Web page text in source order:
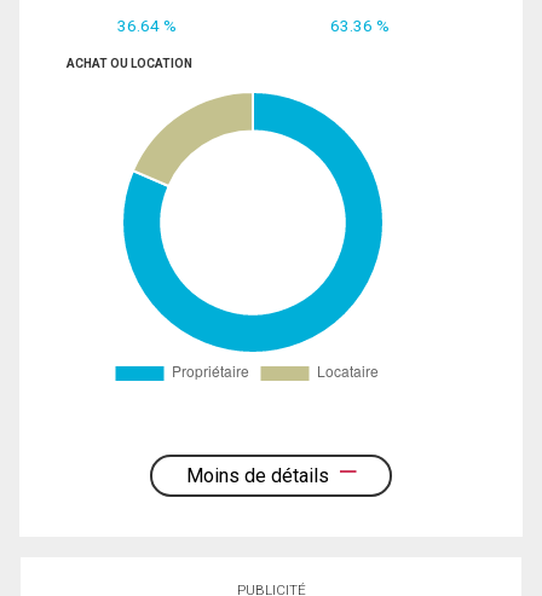
36.64 % 63.36 %
ACHAT OU LOCATION
Moins de détails
PUBLICITÉ